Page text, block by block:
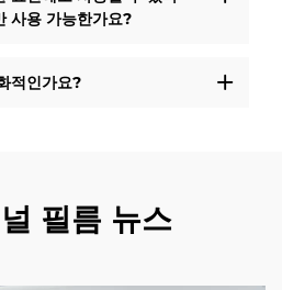
사용 가능한가요?
적인가요?
필름 뉴스